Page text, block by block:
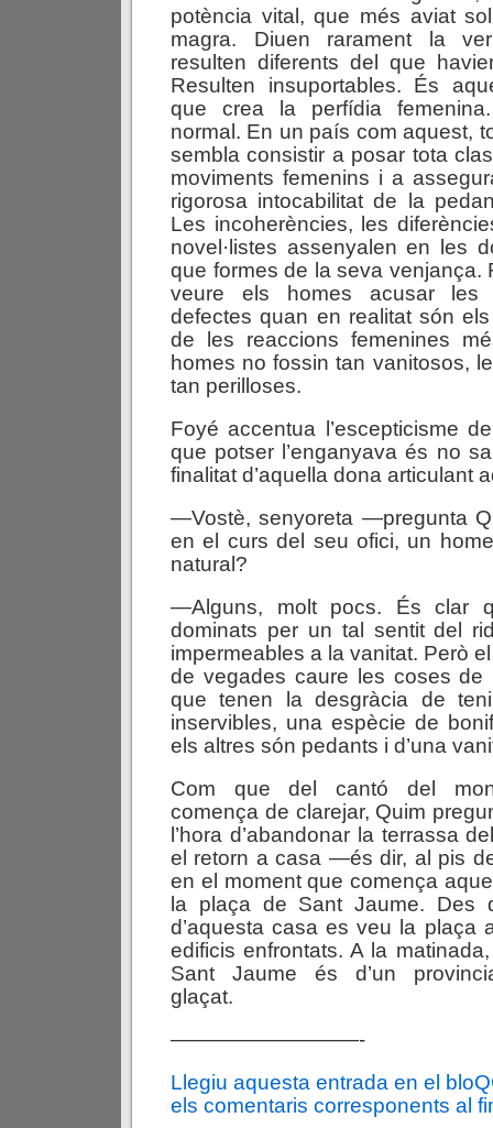
potència vital, que més aviat
magra. Diuen rarament la
resulten diferents del que
Resulten insuportables. És
que crea la perfídia
normal. En un país com aquest,
sembla consistir a posar tota
moviments femenins i a
rigorosa intocabilitat de la
Les incoherències, les
novel·listes assenyalen en les
que formes de la seva venjança.
veure els homes acusar les
defectes quan en realitat són
de les reaccions femenines
homes no fossin tan vanitosos,
tan perilloses.
Foyé accentua l’escepticisme
que potser l’enganyava és no
finalitat d’aquella dona articulant
—Vostè, senyoreta —pregunta
en el curs del seu ofici, un
natural?
—Alguns, molt pocs. És clar
dominats per un tal sentit del
impermeables a la vanitat. Però
de vegades caure les coses de
que tenen la desgràcia de
inservibles, una espècie de
els altres són pedants i d’una
Com que del cantó del
comença de clarejar, Quim
l’hora d’abandonar la terrassa
el retorn a casa —és dir, al pis
en el moment que comença
la plaça de Sant Jaume. Des
d’aquesta casa es veu la plaça
edificis enfrontats. A la
Sant Jaume és d’un
glaçat.
—————————-
Llegiu aquesta entrada en el
els comentaris corresponents al